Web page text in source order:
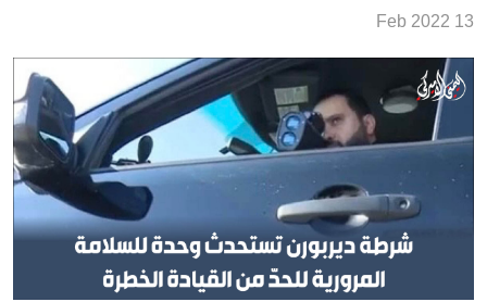
Skip
to
Search
13 Feb 2022